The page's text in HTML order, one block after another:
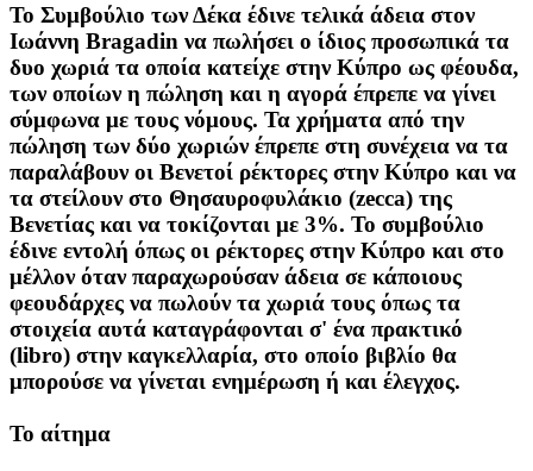
To Συμβούλιο των Δέκα έδινε τελικά άδεια στον
Ιωάννη Bragadin να πωλήσει ο ίδιος προσωπικά τα
δυο χωριά τα οποία κατείχε στην Κύπρο ως φέουδα,
των οποίων η πώληση και η αγορά έπρεπε να γίνει
σύμφωνα με τους νόμους. Τα χρήματα από την
πώληση των δύο χωριών έπρεπε στη συνέχεια να τα
παραλάβουν οι Βενετοί ρέκτορες στην Κύπρο και να
τα στείλουν στο Θησαυροφυλάκιο (zecca) της
Βενετίας και να τοκίζονται με 3%. Το συμβούλιο
έδινε εντολή όπως οι ρέκτορες στην Κύπρο και στο
μέλλον όταν παραχωρούσαν άδεια σε κάποιους
φεουδάρχες να πωλούν τα χωριά τους όπως τα
στοιχεία αυτά καταγράφονται σ' ένα πρακτικό
(libro) στην καγκελλαρία, στο οποίο βιβλίο θα
μπορούσε να γίνεται ενημέρωση ή και έλεγχος.
Το αίτημα